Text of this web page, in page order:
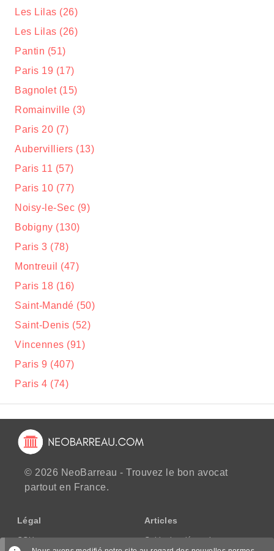
Les Lilas (26)
Les Lilas (26)
Pantin (51)
Paris 19 (17)
Bagnolet (15)
Romainville (3)
Paris 20 (7)
Aubervilliers (13)
Paris 11 (57)
Paris 10 (77)
Noisy-le-Sec (9)
Bobigny (130)
Paris 3 (78)
Montreuil (47)
Paris 18 (16)
Saint-Mandé (50)
Saint-Denis (52)
Vincennes (91)
Paris 9 (407)
Paris 4 (74)
© 2026 NeoBarreau - Trouvez le bon avocat
partout en France.
Légal
CGU
Articles
Guide des démarches